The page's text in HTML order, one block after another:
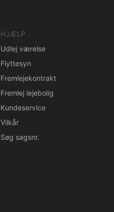
HJÆLP
Udlej værelse
Flyttesyn
Fremlejekontrakt
Fremlej lejebolig
Kundeservice
Vilkår
Søg sagsnr.